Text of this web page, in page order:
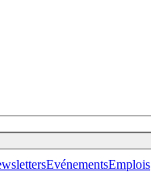
EvénementsEmplois